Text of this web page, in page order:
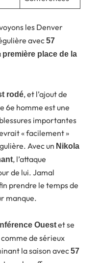
les Denver
avec57
première place de la
rodé, et l’ajout de
6e homme est une
importantes
« facilement »
Avec un Nikola
, l’attaque
de lui. Jamal
prendre le temps de
manque.
Ouestet se
de sérieux
la saison avec57